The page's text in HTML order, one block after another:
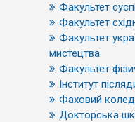
Факультет
Факультет
Факультет
мистецтва
Факультет
Інститут
Фаховий
Докторська